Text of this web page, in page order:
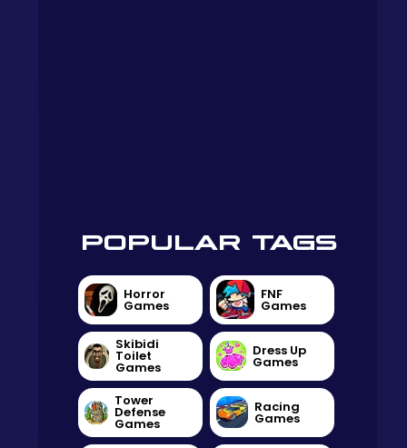
POPULAR TAGS
Horror
Games
FNF
Games
Skibidi
Toilet
Games
Dress Up
Games
Tower
Defense
Games
Racing
Games